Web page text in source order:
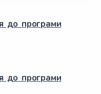
до програми
до програми